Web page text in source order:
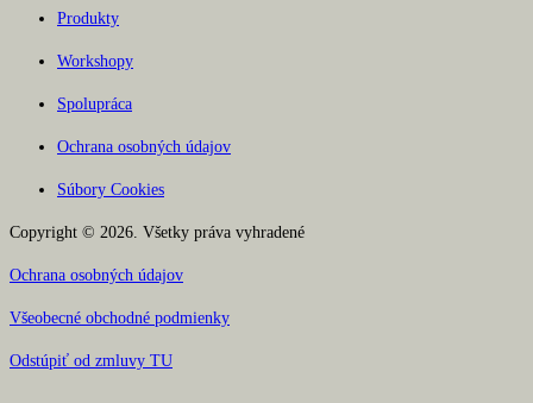
Produkty
Workshopy
Spolupráca
Ochrana osobných údajov
Súbory Cookies
Copyright © 2026. Všetky práva vyhradené
Ochrana osobných údajov
Všeobecné obchodné podmienky
Odstúpiť od zmluvy TU